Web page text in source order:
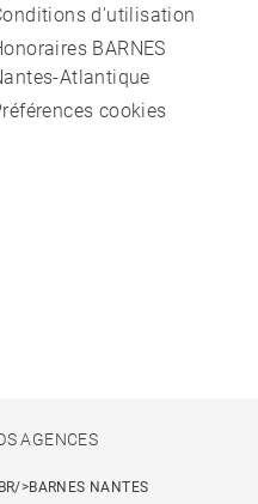
d'utilisation
BARNES
Atlantique
cookies
AGENCES
>BARNES NANTES